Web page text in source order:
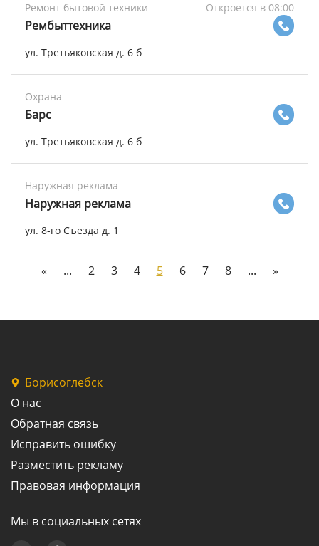
Ремонт бытовой техники Откроется в 08:00
Рембыттехника
ул. Третьяковская д. 6 б
Охрана
Барс
ул. Третьяковская д. 6 б
Наружная реклама
Наружная реклама
ул. 8-го Съезда д. 1
« ... 2 3 4 5 6 7 8 ... »
Борисоглебск
О нас
Обратная связь
Исправить ошибку
Разместить рекламу
Правовая информация
Мы в социальных сетях